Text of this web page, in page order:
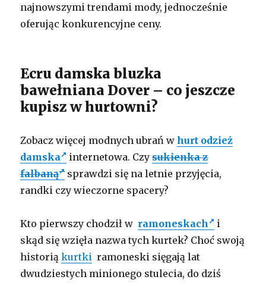
najnowszymi trendami mody, jednocześnie
oferując konkurencyjne ceny.
Ecru damska bluzka
bawełniana Dover – co jeszcze
kupisz w hurtowni?
Zobacz więcej modnych ubrań whurt odzież
damska
internetowa. Czysukienka z
falbaną
sprawdzi się na letnie przyjęcia,
randki czy wieczorne spacery?
Kto pierwszy chodził w ramoneskach
i
skąd się wzięła nazwa tych kurtek? Choć swoją
historiąkurtki ramoneski sięgają lat
dwudziestych minionego stulecia, do dziś